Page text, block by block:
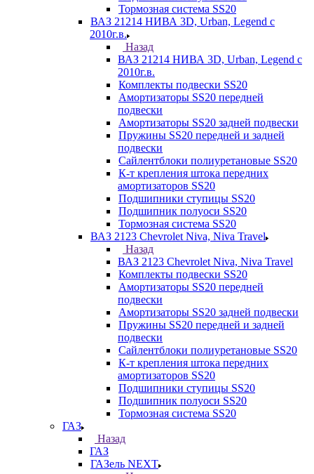
Тормозная система SS20
ВАЗ 21214 НИВА 3D, Urban, Legend c
2010г.в.
Назад
ВАЗ 21214 НИВА 3D, Urban, Legend c
2010г.в.
Комплекты подвески SS20
Амортизаторы SS20 передней
подвески
Амортизаторы SS20 задней подвески
Пружины SS20 передней и задней
подвески
Сайлентблоки полиуретановые SS20
К-т крепления штока передних
амортизаторов SS20
Подшипники ступицы SS20
Подшипник полуоси SS20
Тормозная система SS20
ВАЗ 2123 Chevrolet Niva, Niva Travel
Назад
ВАЗ 2123 Chevrolet Niva, Niva Travel
Комплекты подвески SS20
Амортизаторы SS20 передней
подвески
Амортизаторы SS20 задней подвески
Пружины SS20 передней и задней
подвески
Сайлентблоки полиуретановые SS20
К-т крепления штока передних
амортизаторов SS20
Подшипники ступицы SS20
Подшипник полуоси SS20
Тормозная система SS20
ГАЗ
Назад
ГАЗ
ГАЗель NEXT